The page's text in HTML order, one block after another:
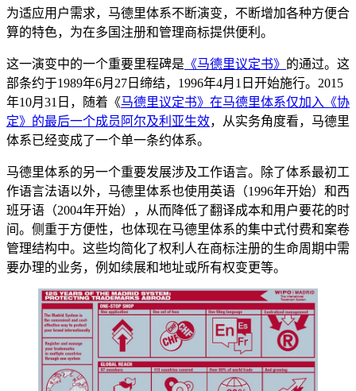
为适应用户需求，马德里体系不断演变，不断增加各种方便合
算的特色，为在多国注册和管理商标提供便利。
这一演变中的一个重要里程碑是 《马德里议定书》 的通过。这
部条约于1989年6月27日缔结，1996年4月1日开始施行。2015
年10月31日，随着《马德里议定书》在马德里体系仅加入《协
定》的最后一个成员阿尔及利亚生效，从实务角度看，马德里
体系已经变成了一个单一条约体系。
马德里体系的另一个重要发展涉及工作语言。除了体系最初工
作语言法语以外，马德里体系也使用英语（1996年开始）和西
班牙语（2004年开始），从而降低了翻译成本和用户要花的时
间。侧重于方便性，也体现在马德里体系的集中式付费和案卷
管理结构中。这些均简化了权利人在商标注册的生命周期中需
要办理的业务，例如续展和地址或所有权变更等。